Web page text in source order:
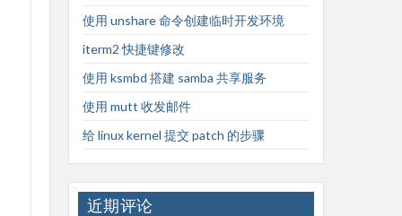
使用 unshare 命令创建临时开发环境
iterm2 快捷键修改
使用 ksmbd 搭建 samba 共享服务
使用 mutt 收发邮件
给 linux kernel 提交 patch 的步骤
近期评论